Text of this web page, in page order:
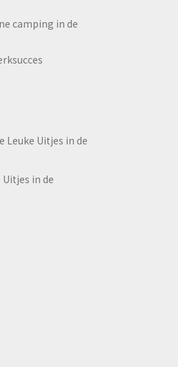
camping in de
Leuke Uitjes in de
Uitjes in de